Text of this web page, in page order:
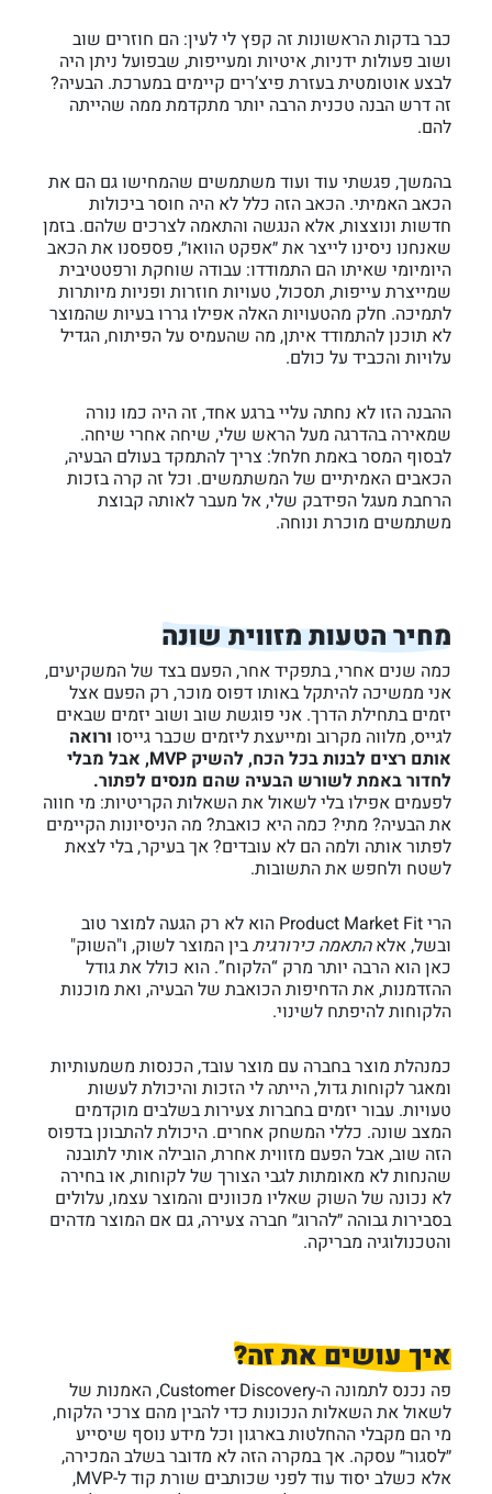
כבר בדקות הראשונות זה קפץ לי לעין: הם חוזרים שוב
ושוב פעולות ידניות, איטיות ומעייפות, שבפועל ניתן היה
לבצע אוטומטית בעזרת פיצ’רים קיימים במערכת. הבעיה?
זה דרש הבנה טכנית הרבה יותר מתקדמת ממה שהייתה
להם.
בהמשך, פגשתי עוד ועוד משתמשים שהמחישו גם הם את
הכאב האמיתי. הכאב הזה כלל לא היה חוסר ביכולות
חדשות ונוצצות, אלא הנגשה והתאמה לצרכים שלהם. בזמן
שאנחנו ניסינו לייצר את ״אפקט הוואו״, פספסנו את הכאב
היומיומי שאיתו הם התמודדו: עבודה שוחקת ורפטטיבית
שמייצרת עייפות, תסכול, טעויות חוזרות ופניות מיותרות
לתמיכה. חלק מהטעויות האלה אפילו גררו בעיות שהמוצר
לא תוכנן להתמודד איתן, מה שהעמיס על הפיתוח, הגדיל
עלויות והכביד על כולם.
ההבנה הזו לא נחתה עליי ברגע אחד, זה היה כמו נורה
שמאירה בהדרגה מעל הראש שלי, שיחה אחרי שיחה.
לבסוף המסר באמת חלחל: צריך להתמקד בעולם הבעיה,
הכאבים האמיתיים של המשתמשים. וכל זה קרה בזכות
הרחבת מעגל הפידבק שלי, אל מעבר לאותה קבוצת
משתמשים מוכרת ונוחה.
מחיר הטעות מזווית שונה
כמה שנים אחרי, בתפקיד אחר, הפעם בצד של המשקיעים,
אני ממשיכה להיתקל באותו דפוס מוכר, רק הפעם אצל
יזמים בתחילת הדרך. אני פוגשת שוב ושוב יזמים שבאים
לגייס, מלווה מקרוב ומייעצת ליזמים שכבר גייסו ורואה
אותם רצים לבנות בכל הכח, להשיק MVP, אבל מבלי
לחדור באמת לשורש הבעיה שהם מנסים לפתור.
לפעמים אפילו בלי לשאול את השאלות הקריטיות: מי חווה
את הבעיה? מתי? כמה היא כואבת? מה הניסיונות הקיימים
לפתור אותה ולמה הם לא עובדים? אך בעיקר, בלי לצאת
לשטח ולחפש את התשובות.
הרי Product Market Fit הוא לא רק הגעה למוצר טוב
ובשל, אלאהתאמה כירורגיתבין המוצר לשוק, ו"השוק"
כאן הוא הרבה יותר מרק “הלקוח”. הוא כולל את גודל
ההזדמנות, את הדחיפות הכואבת של הבעיה, ואת מוכנות
הלקוחות להיפתח לשינוי.
כמנהלת מוצר בחברה עם מוצר עובד, הכנסות משמעותיות
ומאגר לקוחות גדול, הייתה לי הזכות והיכולת לעשות
טעויות. עבור יזמים בחברות צעירות בשלבים מוקדמים
המצב שונה. כללי המשחק אחרים. היכולת להתבונן בדפוס
הזה שוב, אבל הפעם מזווית אחרת, הובילה אותי לתובנה
שהנחות לא מאומתות לגבי הצורך של לקוחות, או בחירה
לא נכונה של השוק שאליו מכוונים והמוצר עצמו, עלולים
בסבירות גבוהה ״להרוג״ חברה צעירה, גם אם המוצר מדהים
והטכנולוגיה מבריקה.
איך עושים את זה?
פה נכנס לתמונה ה-Customer Discovery, האמנות של
לשאול את השאלות הנכונות כדי להבין מהם צרכי הלקוח,
מי הם מקבלי ההחלטות בארגון וכל מידע נוסף שיסייע
״לסגור״ עסקה. אך במקרה הזה לא מדובר בשלב המכירה,
אלא כשלב יסוד עוד לפני שכותבים שורת קוד ל-MVP,